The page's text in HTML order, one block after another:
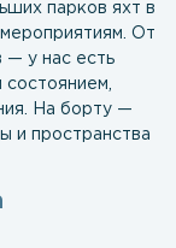
парков яхт в
От
— у нас есть
На борту —
и пространства